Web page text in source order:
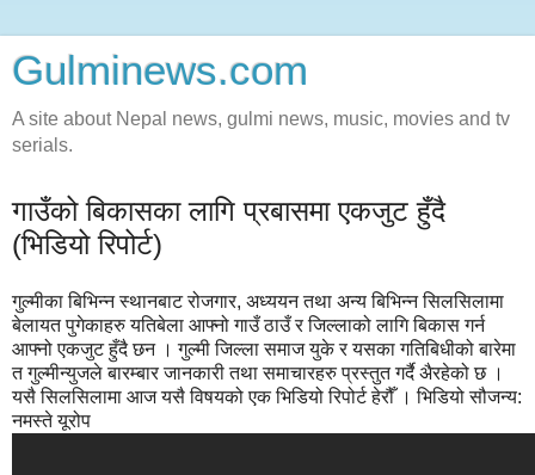
Gulminews.com
A site about Nepal news, gulmi news, music, movies and tv
serials.
गाउँको बिकासका लागि प्रबासमा एकजुट हुँदै
(भिडियो रिपोर्ट)
गुल्मीका बिभिन्न स्थानबाट रोजगार, अध्ययन तथा अन्य बिभिन्न सिलसिलामा
बेलायत पुगेकाहरु यतिबेला आफ्नो गाउँ ठाउँ र जिल्लाको लागि बिकास गर्न
आफ्नो एकजुट हुँदै छन । गुल्मी जिल्ला समाज युके र यसका गतिबिधीको बारेमा
त गुल्मीन्युजले बारम्बार जानकारी तथा समाचारहरु प्रस्तुत गर्दै अैरहेको छ ।
यसै सिलसिलामा आज यसै विषयको एक भिडियो रिपोर्ट हेरौँ । भिडियो सौजन्य:
नमस्ते यूरोप